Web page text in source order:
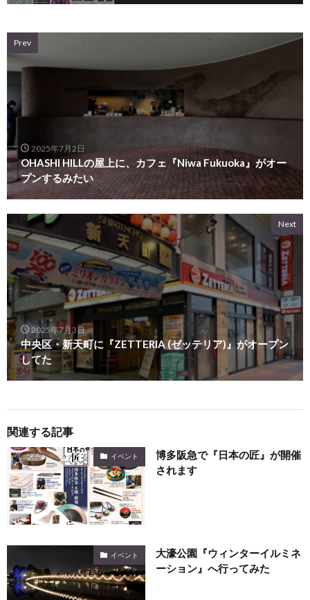
Prev
2025年7月2日
OHASHI HILLの屋上に、カフェ『Niwa Fukuoka』がオー
プンするみたい
Next
2025年7月3日
中央区・新天町に『ZETTERIA (ゼッテリア)』がオープン
してた
関連する記事
イベント
博多阪急で『日本の匠』が開催
されます
イベント
大濠公園『ウィンターイルミネ
ーション』へ行ってみた